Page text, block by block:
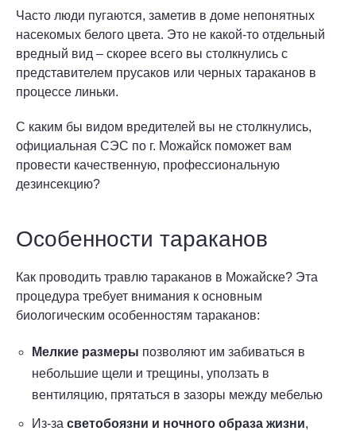
Часто люди пугаются, заметив в доме непонятных
насекомых белого цвета. Это не какой-то отдельный
вредный вид – скорее всего вы столкнулись с
представителем прусаков или черных тараканов в
процессе линьки.
С каким бы видом вредителей вы не столкнулись,
официальная СЭС по г. Можайск поможет вам
провести качественную, профессиональную
дезинсекцию?
Особенности тараканов
Как проводить травлю тараканов в Можайске? Эта
процедура требует внимания к основным
биологическим особенностям тараканов:
Мелкие размеры позволяют им забиваться в
небольшие щели и трещины, уползать в
вентиляцию, прятаться в зазоры между мебелью
Из-за светобоязни и ночного образа жизни,